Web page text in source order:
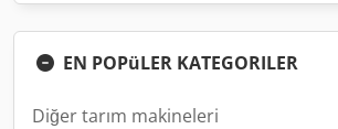
EN POPüLER KATEGORILER
Diğer tarım makineleri